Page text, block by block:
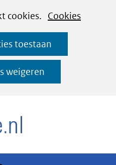
cookies. Cookies
toestaan
weigeren
Ga
naar
de
inhoud